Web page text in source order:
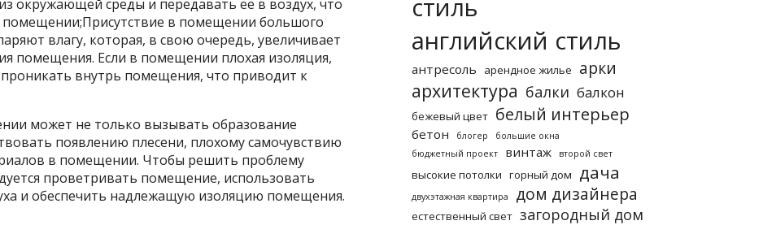
окружающей среды и передавать ее в воздух, что
в помещении большого
влагу, которая, в свою очередь, увеличивает
помещения. Если в помещении плохая изоляция,
внутрь помещения, что приводит к
может не только вызывать образование
появлению плесени, плохому самочувствию
в помещении. Чтобы решить проблему
проветривать помещение, использовать
и обеспечить надлежащую изоляцию помещения.
стиль
английский стиль
антресоль арендное жилье арки
архитектура балки балкон
бежевый цвет белый интерьер
бетон блогер
большие окна
бюджетный проект
винтаж второй свет
высокие потолки горный дом дача
двухэтажная квартира дом дизайнера
естественный свет загородный дом